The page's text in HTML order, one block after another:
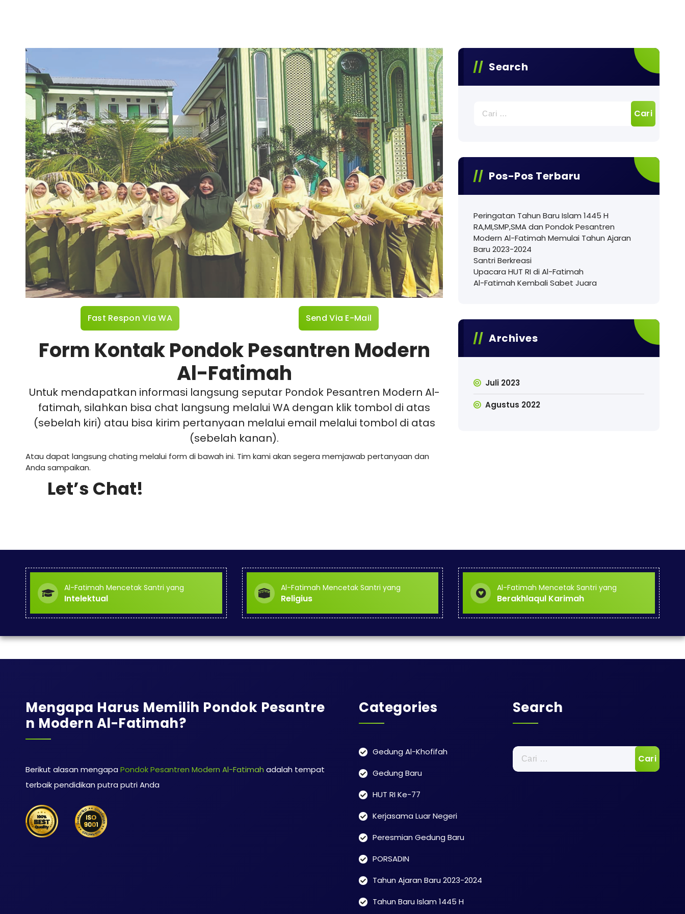
Fast Respon Via WA Send Via E-Mail
Form Kontak Pondok Pesantren Modern
Al-Fatimah
Untuk mendapatkan informasi langsung seputar Pondok Pesantren Modern Al-
fatimah, silahkan bisa chat langsung melalui WA dengan klik tombol di atas
(sebelah kiri) atau bisa kirim pertanyaan melalui email melalui tombol di atas
(sebelah kanan).
Atau dapat langsung chating melalui form di bawah ini. Tim kami akan segera memjawab pertanyaan dan
Anda sampaikan.
Let’s Chat!
Search
untuk:
Pos-Pos Terbaru
Peringatan Tahun Baru Islam 1445 H
RA,MI,SMP,SMA dan Pondok Pesantren
Modern Al-Fatimah Memulai Tahun Ajaran
Baru 2023-2024
Santri Berkreasi
Upacara HUT RI di Al-Fatimah
Al-Fatimah Kembali Sabet Juara
Archives
Juli 2023
Agustus 2022
Al-Fatimah Mencetak Santri yang
Intelektual
Al-Fatimah Mencetak Santri yang
Religius
Al-Fatimah Mencetak Santri yang
Berakhlaqul Karimah
Mengapa Harus Memilih Pondok Pesantre
N Modern Al-Fatimah?
Berikut alasan mengapa Pondok Pesantren Modern Al-Fatimah adalah tempat
terbaik pendidikan putra putri Anda
Categories
Gedung Al-Khofifah
Gedung Baru
HUT RI Ke-77
Kerjasama Luar Negeri
Peresmian Gedung Baru
PORSADIN
Tahun Ajaran Baru 2023-2024
Tahun Baru Islam 1445 H
Search
Cari
untuk: